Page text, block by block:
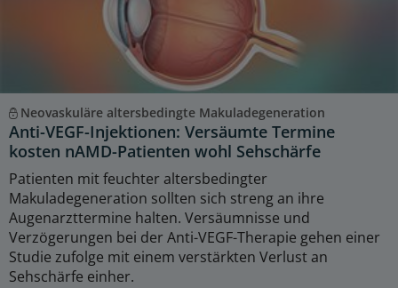
Neovaskuläre altersbedingte Makuladegeneration
Anti-VEGF-Injektionen: Versäumte Termine
kosten nAMD-Patienten wohl Sehschärfe
Patienten mit feuchter altersbedingter
Makuladegeneration sollten sich streng an ihre
Augenarzttermine halten. Versäumnisse und
Verzögerungen bei der Anti-VEGF-Therapie gehen einer
Studie zufolge mit einem verstärkten Verlust an
Sehschärfe einher.